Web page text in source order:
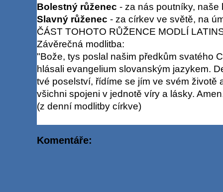
Bolestný růženec - za nás poutníky,
Slavný růženec - za církev ve světě, na
ČÁST TOHOTO RŮŽENCE MODLÍ
Závěrečná modlitba:
"Bože, tys poslal našim předkům svatého
hlásali evangelium slovanským jazykem.
tvé poselství, řídíme se jím ve svém životě
všichni spojeni v jednotě víry a lásky.
(z denní modlitby církve)
Komentáře: